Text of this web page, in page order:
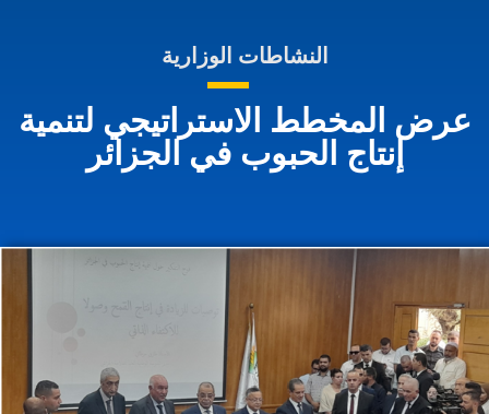
النشاطات الوزارية
عرض المخطط الاستراتيجي لتنمية
إنتاج الحبوب في الجزائر